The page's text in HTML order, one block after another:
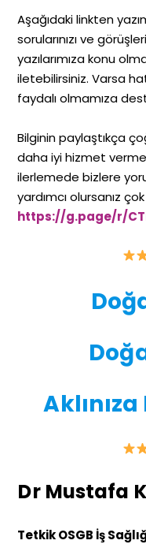
Aşağıdaki linkten
sorularınızı ve
yazılarımıza konu
iletebilirsiniz. Varsa
faydalı olmamıza
Bilginin paylaştıkça
daha iyi hizmet
ilerlemede bizlere
yardımcı olursanız
https://g.page/r/
Dr Mustafa
Tetkik OSGB İş